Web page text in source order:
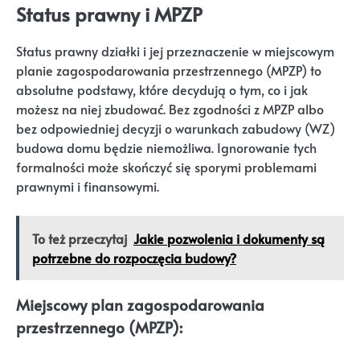
Status prawny i MPZP
Status prawny działki i jej przeznaczenie w miejscowym
planie zagospodarowania przestrzennego (MPZP) to
absolutne podstawy, które decydują o tym, co i jak
możesz na niej zbudować. Bez zgodności z MPZP albo
bez odpowiedniej decyzji o warunkach zabudowy (WZ)
budowa domu będzie niemożliwa. Ignorowanie tych
formalności może skończyć się sporymi problemami
prawnymi i finansowymi.
To też przeczytaj Jakie pozwolenia i dokumenty są
potrzebne do rozpoczęcia budowy?
Miejscowy plan zagospodarowania
przestrzennego (MPZP):